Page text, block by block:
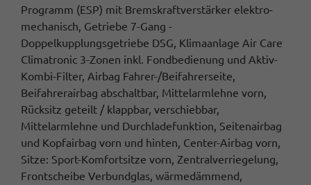
Programm (ESP) mit Bremskraftverstärker elektro-
mechanisch, Getriebe 7-Gang -
Doppelkupplungsgetriebe DSG, Klimaanlage Air Care
Climatronic 3-Zonen inkl. Fondbedienung und Aktiv-
Kombi-Filter, Airbag Fahrer-/Beifahrerseite,
Beifahrerairbag abschaltbar, Mittelarmlehne vorn,
Rücksitz geteilt / klappbar, verschiebbar,
Mittelarmlehne und Durchladefunktion, Seitenairbag
und Kopfairbag vorn und hinten, Center-Airbag vorn,
Sitze: Sport-Komfortsitze vorn, Zentralverriegelung,
Frontscheibe Verbundglas, wärmedämmend,